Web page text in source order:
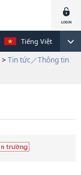
Tiếng Việt
> Tin tức／Thông tin